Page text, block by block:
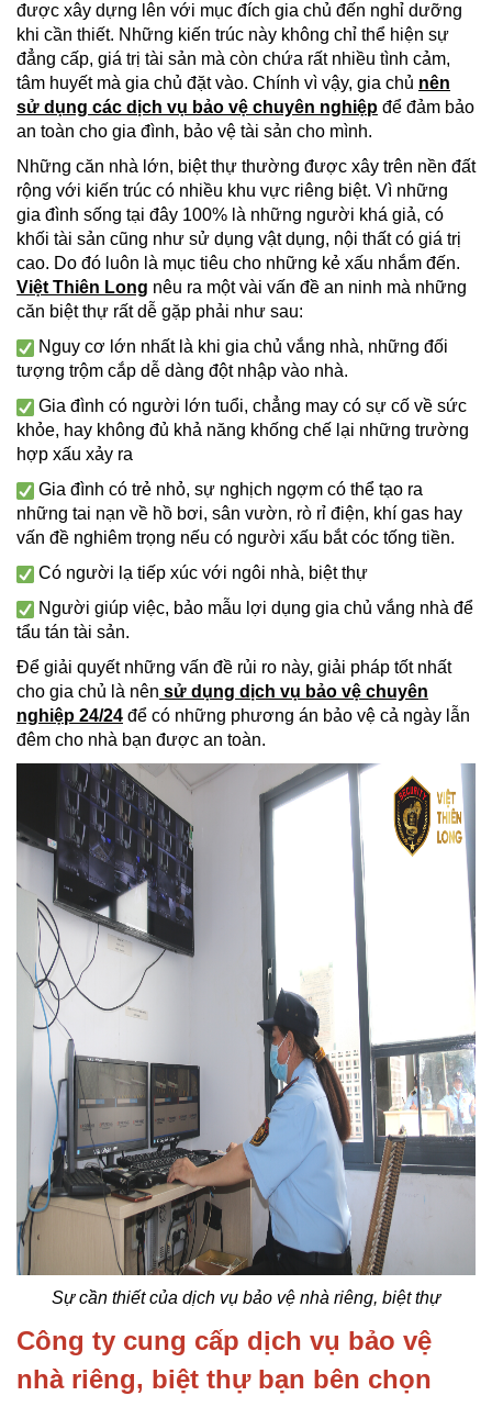
được xây dựng lên với mục đích gia chủ đến nghỉ dưỡng
khi cần thiết. Những kiến trúc này không chỉ thể hiện sự
đẳng cấp, giá trị tài sản mà còn chứa rất nhiều tình cảm,
tâm huyết mà gia chủ đặt vào. Chính vì vậy, gia chủ nên
sử dụng các dịch vụ bảo vệ chuyên nghiệp để đảm bảo
an toàn cho gia đình, bảo vệ tài sản cho mình.
Những căn nhà lớn, biệt thự thường được xây trên nền đất
rộng với kiến trúc có nhiều khu vực riêng biệt. Vì những
gia đình sống tại đây 100% là những người khá giả, có
khối tài sản cũng như sử dụng vật dụng, nội thất có giá trị
cao. Do đó luôn là mục tiêu cho những kẻ xấu nhắm đến.
Việt Thiên Long nêu ra một vài vấn đề an ninh mà những
căn biệt thự rất dễ gặp phải như sau:
Nguy cơ lớn nhất là khi gia chủ vắng nhà, những đối
tượng trộm cắp dễ dàng đột nhập vào nhà.
Gia đình có người lớn tuổi, chẳng may có sự cố về sức
khỏe, hay không đủ khả năng khống chế lại những trường
hợp xấu xảy ra
Gia đình có trẻ nhỏ, sự nghịch ngợm có thể tạo ra
những tai nạn về hồ bơi, sân vườn, rò rỉ điện, khí gas hay
vấn đề nghiêm trọng nếu có người xấu bắt cóc tống tiền.
Có người lạ tiếp xúc với ngôi nhà, biệt thự
Người giúp việc, bảo mẫu lợi dụng gia chủ vắng nhà để
tẩu tán tài sản.
Để giải quyết những vấn đề rủi ro này, giải pháp tốt nhất
cho gia chủ là nên sử dụng dịch vụ bảo vệ chuyên
nghiệp 24/24 để có những phương án bảo vệ cả ngày lẫn
đêm cho nhà bạn được an toàn.
Sự cần thiết của dịch vụ bảo vệ nhà riêng, biệt thự
Công ty cung cấp dịch vụ bảo vệ
nhà riêng, biệt thự bạn bên chọn